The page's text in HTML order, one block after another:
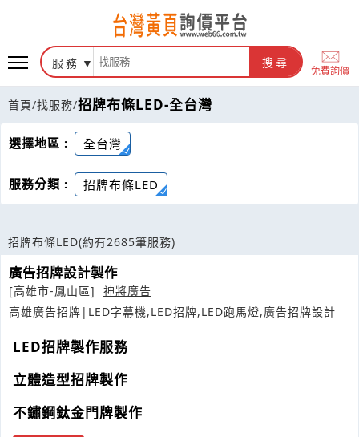
服務 搜尋
免費詢價
首頁/找服務/招牌布條LED-全台灣
選擇地區 : 全台灣
服務分類 : 招牌布條LED
招牌布條LED(約有2685筆服務)
廣告招牌設計製作
[高雄市-鳳山區]
神將廣告
高雄廣告招牌|LED字幕機,LED招牌,LED跑馬燈,廣告招牌設計
LED招牌製作服務
立體造型招牌製作
不鏽鋼鈦金門牌製作